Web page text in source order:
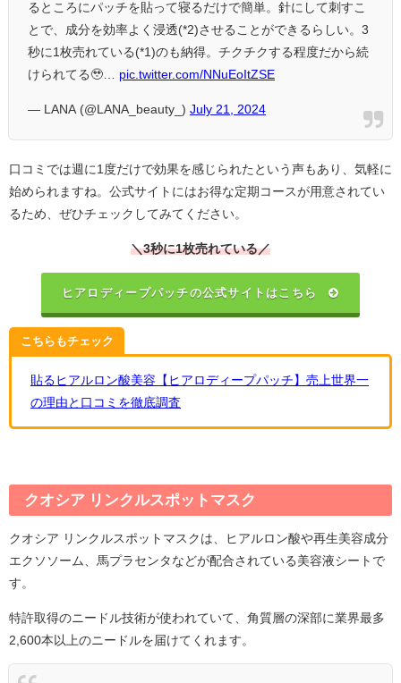
るところにパッチを貼って寝るだけで簡単。針にして刺すこ
とで、成分を効率よく浸透(*2)させることができるらしい。3
秒に1枚売れている(*1)のも納得。チクチクする程度だから続
けられてる🥹… pic.twitter.com/NNuEoItZSE
— LANA (@LANA_beauty_) July 21, 2024
口コミでは週に1度だけで効果を感じられたという声もあり、気軽に
始められますね。公式サイトにはお得な定期コースが用意されてい
るため、ぜひチェックしてみてください。
＼3秒に1枚売れている／
ヒアロディープパッチの公式サイトはこちら
こちらもチェック
貼るヒアルロン酸美容【ヒアロディープパッチ】売上世界一
の理由と口コミを徹底調査
クオシア リンクルスポットマスク
クオシア リンクルスポットマスクは、ヒアルロン酸や再生美容成分
エクソソーム、馬プラセンタなどが配合されている美容液シートで
す。
特許取得のニードル技術が使われていて、角質層の深部に業界最多
2,600本以上のニードルを届けてくれます。